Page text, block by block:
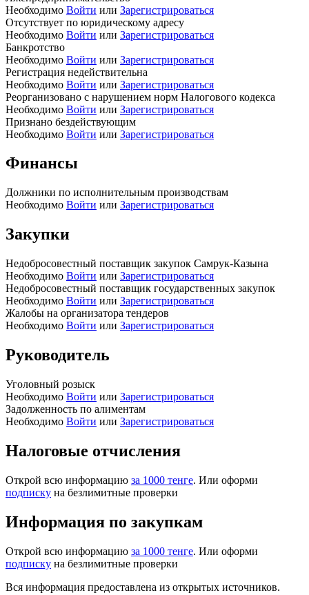
Необходимо Войти или Зарегистрироваться
Отсутствует по юридическому адресу
Необходимо Войти или Зарегистрироваться
Банкротство
Необходимо Войти или Зарегистрироваться
Регистрация недействительна
Необходимо Войти или Зарегистрироваться
Реорганизовано с нарушением норм Налогового кодекса
Необходимо Войти или Зарегистрироваться
Признано бездействующим
Необходимо Войти или Зарегистрироваться
Финансы
Должники по исполнительным производствам
Необходимо Войти или Зарегистрироваться
Закупки
Недобросовестный поставщик закупок Самрук-Казына
Необходимо Войти или Зарегистрироваться
Недобросовестный поставщик государственных закупок
Необходимо Войти или Зарегистрироваться
Жалобы на организатора тендеров
Необходимо Войти или Зарегистрироваться
Руководитель
Уголовный розыск
Необходимо Войти или Зарегистрироваться
Задолженность по алиментам
Необходимо Войти или Зарегистрироваться
Налоговые отчисления
Открой всю информацию за 1000 тенге. Или оформи
подписку на безлимитные проверки
Информация по закупкам
Открой всю информацию за 1000 тенге. Или оформи
подписку на безлимитные проверки
Вся информация предоставлена из открытых источников.